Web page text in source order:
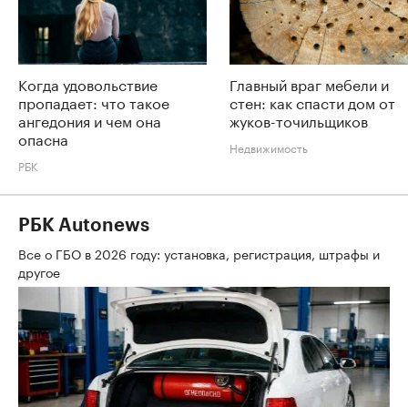
Когда удовольствие
пропадает: что такое
ангедония и чем она
опасна
РБК
Главный враг мебели и
стен: как спасти дом от
жуков-точильщиков
Недвижимость
РБК Autonews
Все о ГБО в 2026 году: установка, регистрация, штрафы и
другое